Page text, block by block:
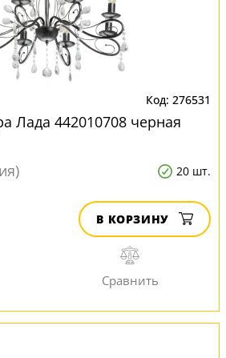
276531
Лада 442010708 черная
20 шт.
В КОРЗИНУ